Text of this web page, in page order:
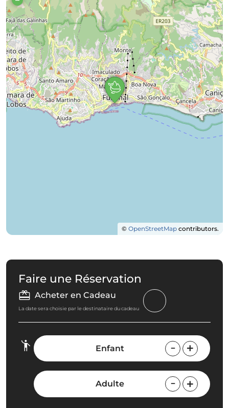
© OpenStreetMap contributors.
Faire une Réservation
Acheter en Cadeau
La date sera choisie par le destinataire du cadeau
Enfant
Adulte